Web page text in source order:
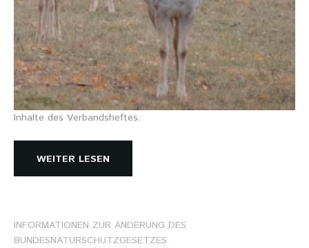
Inhalte des Verbandsheftes.
WEITER LESEN
INFORMATIONEN ZUR ÄNDERUNG DES
BUNDESNATURSCHUTZGESETZES